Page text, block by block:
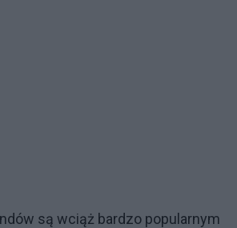
są wciąż bardzo popularnym